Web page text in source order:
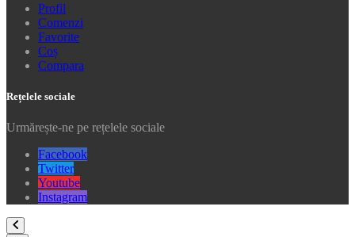
Profil
Comenzi
Favorite
Coș
Compara
Rețelele sociale
Urmărește-ne pe rețelele sociale
Facebook
Twitter
Youtube
Instagram